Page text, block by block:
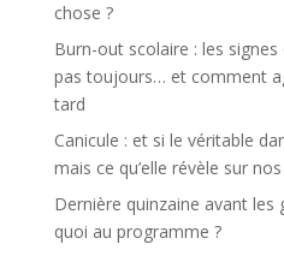
chose ?
Burn-out scolaire : les
pas toujours… et comment
tard
Canicule : et si le véritable
mais ce qu’elle révèle sur
Dernière quinzaine avant les
quoi au programme ?